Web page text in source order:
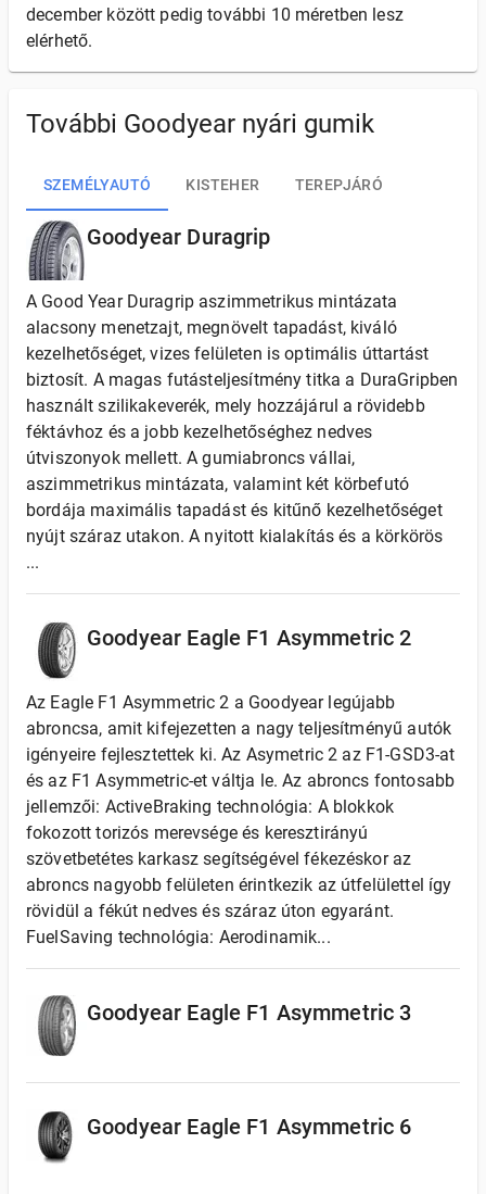
december között pedig további 10 méretben lesz
elérhető.
További Goodyear nyári gumik
SZEMÉLYAUTÓ KISTEHER TEREPJÁRÓ
Goodyear Duragrip
A Good Year Duragrip aszimmetrikus mintázata
alacsony menetzajt, megnövelt tapadást, kiváló
kezelhetőséget, vizes felületen is optimális úttartást
biztosít. A magas futásteljesítmény titka a DuraGripben
használt szilikakeverék, mely hozzájárul a rövidebb
féktávhoz és a jobb kezelhetőséghez nedves
útviszonyok mellett. A gumiabroncs vállai,
aszimmetrikus mintázata, valamint két körbefutó
bordája maximális tapadást és kitűnő kezelhetőséget
nyújt száraz utakon. A nyitott kialakítás és a körkörös
...
Goodyear Eagle F1 Asymmetric 2
Az Eagle F1 Asymmetric 2 a Goodyear legújabb
abroncsa, amit kifejezetten a nagy teljesítményű autók
igényeire fejlesztettek ki. Az Asymetric 2 az F1-GSD3-at
és az F1 Asymmetric-et váltja le. Az abroncs fontosabb
jellemzői: ActiveBraking technológia: A blokkok
fokozott torizós merevsége és keresztirányú
szövetbetétes karkasz segítségével fékezéskor az
abroncs nagyobb felületen érintkezik az útfelülettel így
rövidül a fékút nedves és száraz úton egyaránt.
FuelSaving technológia: Aerodinamik...
Goodyear Eagle F1 Asymmetric 3
Goodyear Eagle F1 Asymmetric 6